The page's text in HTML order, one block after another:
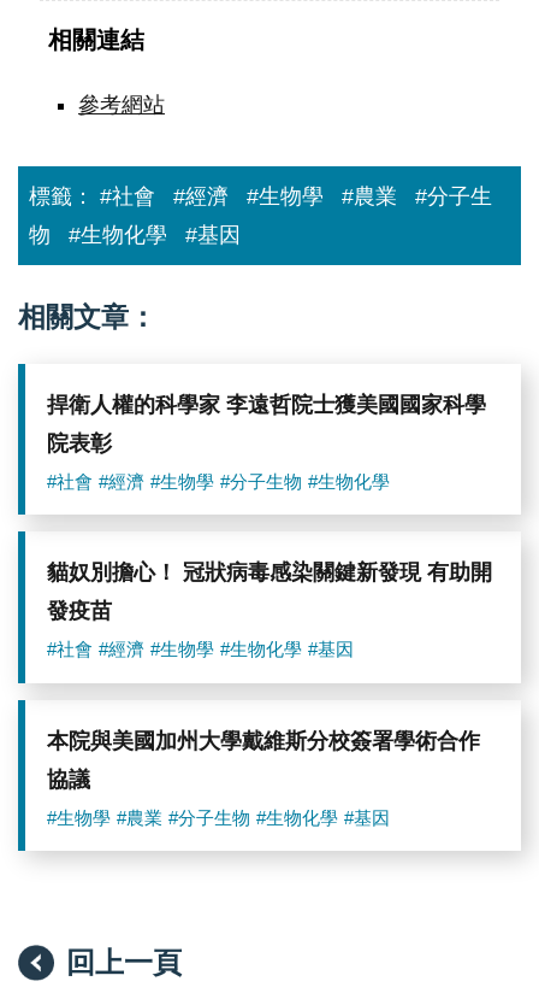
相關連結
參考網站
標籤： #社會 #經濟 #生物學 #農業
#分子生
物
#生物化學 #基因
相關文章：
捍衛人權的科學家 李遠哲院士獲美國國家科學
院表彰
#社會 #經濟 #生物學 #分子生物 #生物化學
貓奴別擔心！ 冠狀病毒感染關鍵新發現 有助開
發疫苗
#社會 #經濟 #生物學 #生物化學 #基因
本院與美國加州大學戴維斯分校簽署學術合作
協議
#生物學 #農業 #分子生物 #生物化學 #基因
回上一頁